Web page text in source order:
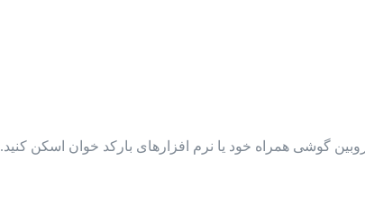
گوشی همراه خود یا نرم افزارهای بارکد خوان اسکن کنید.